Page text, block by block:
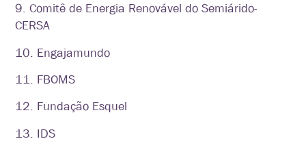
9. Comitê de Energia Renovável do Semiárido-
CERSA
10. Engajamundo
11. FBOMS
12. Fundação Esquel
13. IDS